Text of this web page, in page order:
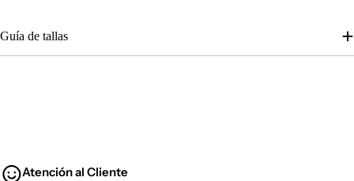
Guía de tallas
Atención al Cliente